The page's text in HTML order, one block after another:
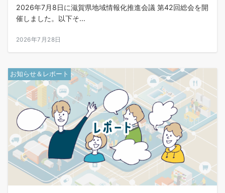
2026年7月8日に滋賀県地域情報化推進会議 第42回総会を開
催しました。以下そ...
2026年7月28日
お知らせ＆レポート